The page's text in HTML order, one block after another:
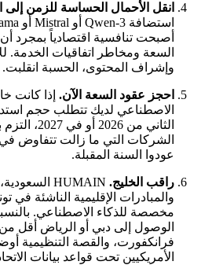
انقل الأحمال الحساسة للزمن إلى
أصبحت تنافسية اقتصادياً بمجرد أن
السعة ومخاطر اتفاقيات الخدمة.
وإشراف المحتوى، الحسبة انقلبت.
احجز عقود السعة الآن.إذا كانت
الاصطناعي لديك تتطلب حجم
الثاني من 2026
الشركات التي ما زالت تتفاوض في
عودوا السنة المقبلة.
راقب الخليج.
والمبادرات الإقليمية الناشئة في
مخصصة للذكاء الاصطناعي.
الوصول إلى دبي أو الرياض أقل
فرانكفورت، والقصة التنظيمية
الأمريكيين تحت قواعد بيانات الاتحاد